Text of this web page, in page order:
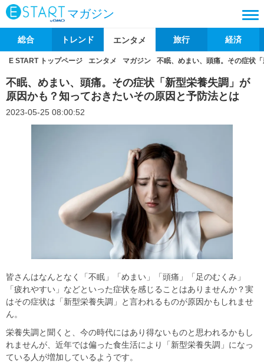
マガジン
総合 トレンド エンタメ 旅行 経済
E START トップページ エンタメ マガジン 不眠、めまい、頭痛。その症状
不眠、めまい、頭痛。その症状「新型栄養失調」が
原因かも？知っておきたいその原因と予防法とは
2023-05-25 08:00:52
皆さんはなんとなく「不眠」「めまい」「頭痛」「足のむくみ」
「疲れやすい」などといった症状を感じることはありませんか？実
はその症状は「新型栄養失調」と言われるものが原因かもしれませ
ん。
栄養失調と聞くと、今の時代にはあり得ないものと思われるかもし
れませんが、近年では偏った食生活により「新型栄養失調」になっ
ている人が増加しているようです。